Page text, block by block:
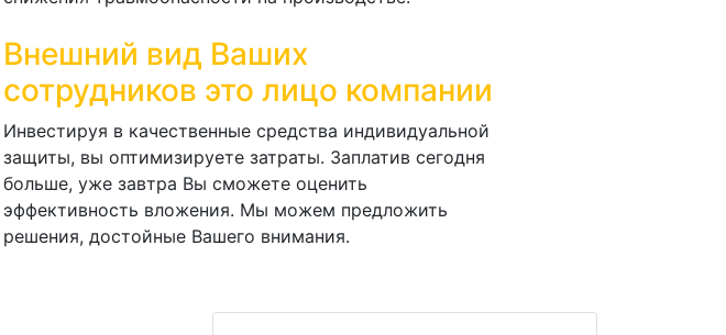
Внешний вид Ваших
сотрудников это лицо компании
Инвестируя в качественные средства индивидуальной
защиты, вы оптимизируете затраты. Заплатив сегодня
больше, уже завтра Вы сможете оценить
эффективность вложения. Мы можем предложить
решения, достойные Вашего внимания.